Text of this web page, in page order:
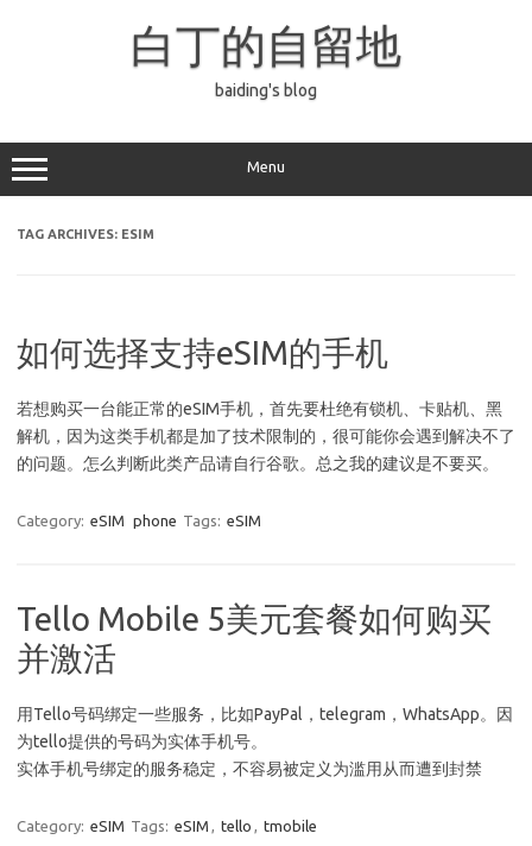
白丁的自留地
baiding's blog
Menu
TAG ARCHIVES: ESIM
如何选择支持eSIM的手机
若想购买一台能正常的eSIM手机，首先要杜绝有锁机、卡贴机、黑
解机，因为这类手机都是加了技术限制的，很可能你会遇到解决不了
的问题。怎么判断此类产品请自行谷歌。总之我的建议是不要买。
Category: eSIM phone Tags: eSIM
Tello Mobile 5美元套餐如何购买
并激活
用Tello号码绑定一些服务，比如PayPal，telegram，WhatsApp。因
为tello提供的号码为实体手机号。
实体手机号绑定的服务稳定，不容易被定义为滥用从而遭到封禁
Category: eSIM Tags: eSIM , tello , tmobile